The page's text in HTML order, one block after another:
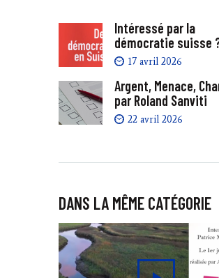
Intéressé par la
démocratie suisse
17 avril 2026
Argent, Menace,
par Roland Sanviti
22 avril 2026
DANS LA MÊME CATÉGORIE